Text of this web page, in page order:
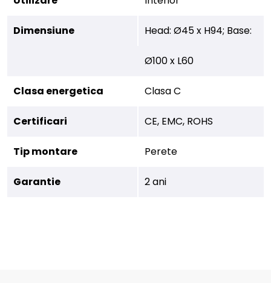
Dimensiune Head: Ø45 x H94; Base:
Ø100 x L60
Clasa energetica Clasa C
Certificari CE, EMC, ROHS
Tip montare Perete
Garantie 2 ani